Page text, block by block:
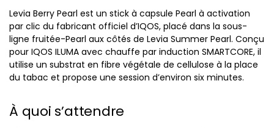
Levia Berry Pearl est un stick à capsule Pearl à activation
par clic du fabricant officiel d’IQOS, placé dans la sous-
ligne fruitée-Pearl aux côtés de Levia Summer Pearl. Conçu
pour IQOS ILUMA avec chauffe par induction SMARTCORE, il
utilise un substrat en fibre végétale de cellulose à la place
du tabac et propose une session d’environ six minutes.
À quoi s’attendre